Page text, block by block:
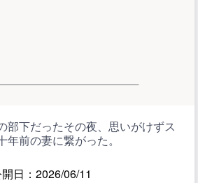
部下だったその夜、思いがけずス
年前の妻に繋がった。
日：2026/06/11